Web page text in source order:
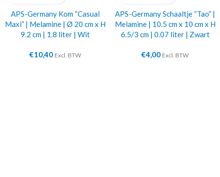
APS-Germany Kom “Casual
Maxi” | Melamine | Ø 20 cm x H
9.2 cm | 1.8 liter | Wit
€10,40 Excl. BTW
APS-Germany Schaaltje “Tao” |
Melamine | 10.5 cm x 10 cm x H
6.5/3 cm | 0.07 liter | Zwart
€4,00 Excl. BTW